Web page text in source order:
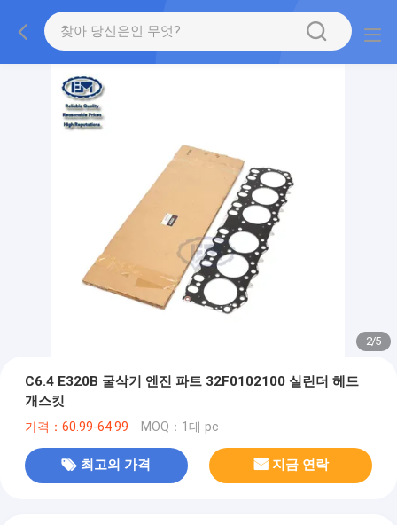
2/5
C6.4 E320B 굴삭기 엔진 파트 32F0102100 실린더 헤드
개스킷
가격：60.99-64.99 MOQ：1대 pc
최고의 가격 지금 연락